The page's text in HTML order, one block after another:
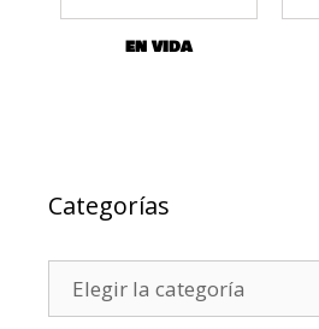
EN VIDA
Categorías